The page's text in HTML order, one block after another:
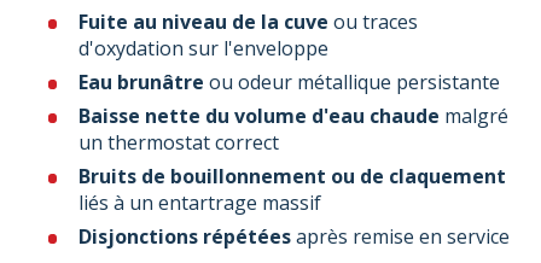
Fuite au niveau de la cuve ou traces
d'oxydation sur l'enveloppe
Eau brunâtre ou odeur métallique persistante
Baisse nette du volume d'eau chaude malgré
un thermostat correct
Bruits de bouillonnement ou de claquement
liés à un entartrage massif
Disjonctions répétéesaprès remise en service